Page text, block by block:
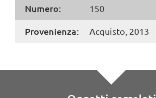
Numero: 150
Provenienza: Acquisto, 2013